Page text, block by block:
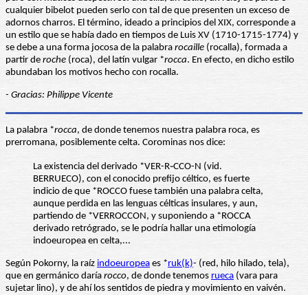
cualquier bibelot pueden serlo con tal de que presenten un exceso de
adornos charros. El término, ideado a principios del XIX, corresponde a
un estilo que se había dado en tiempos de Luis XV (1710-1715-1774) y
se debe a una forma jocosa de la palabra rocaille (rocalla), formada a
partir de roche (roca), del latín vulgar *rocca. En efecto, en dicho estilo
abundaban los motivos hecho con rocalla.
- Gracias: Philippe Vicente
La palabra *rocca, de donde tenemos nuestra palabra roca, es
prerromana, posiblemente celta. Corominas nos dice:
La existencia del derivado *VER-R֊CCO-N (vid.
BERRUECO), con el conocido prefijo céltico, es fuerte
indicio de que *ROCCO fuese también una palabra celta,
aunque perdida en las lenguas célticas insulares, y aun,
partiendo de *VERROCCON, y suponiendo a *ROCCA
derivado retrógrado, se le podría hallar una etimología
indoeuropea en celta,...
Según Pokorny, la raíz indoeuropea es *ruk(k)- (red, hilo hilado, tela),
que en germánico daría rocco, de donde tenemos rueca (vara para
sujetar lino), y de ahí los sentidos de piedra y movimiento en vaivén.